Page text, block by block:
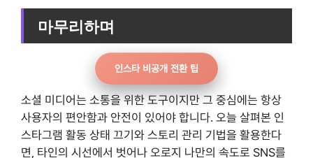
마무리하며
인스타 비공개 전환 팁
소셜 미디어는 소통을 위한 도구이지만 그 중심에는 항상
사용자의 편안함과 안전이 있어야 합니다. 오늘 살펴본 인
스타그램 활동 상태 끄기와 스토리 관리 기법을 활용한다
면, 타인의 시선에서 벗어나 오로지 나만의 속도로 SNS를